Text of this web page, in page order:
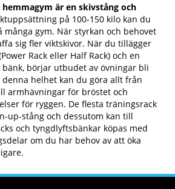
är en skivstång och
på 100-150 kilo kan du
gym. När styrkan och behovet
sig fler viktskivor. När du tillägger
Rack eller Half Rack) och en
börjar utbudet av övningar bli
helhet kan du göra allt från
armhävningar för bröstet och
för ryggen. De flesta träningsrack
up-stång och dessutom kan till
och tyngdlyftsbänkar köpas med
om du har behov av att öka